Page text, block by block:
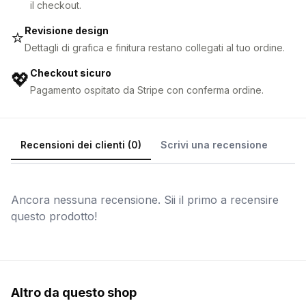
il checkout.
⭐Revisione design
Dettagli di grafica e finitura restano collegati al tuo ordine.
💖 Checkout sicuro
Pagamento ospitato da Stripe con conferma ordine.
Recensioni dei clienti (0) Scrivi una recensione
Ancora nessuna recensione. Sii il primo a recensire
questo prodotto!
Altro da questo shop